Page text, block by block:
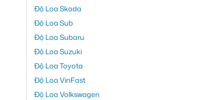
Độ Loa Skoda
Độ Loa Sub
Độ Loa Subaru
Độ Loa Suzuki
Độ Loa Toyota
Độ Loa VinFast
Độ Loa Volkswagen